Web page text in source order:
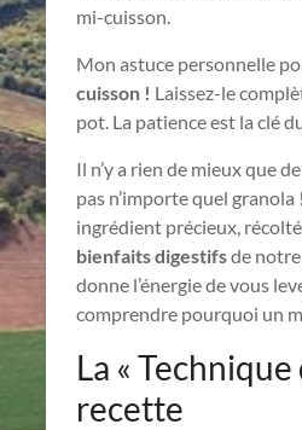
mi-cuisson.
Mon astuce personnelle
cuisson ! Laissez-le
pot. La patience est la clé
Il n’y a rien de mieux que
pas n’importe quel
ingrédient précieux,
bienfaits digestifsde notre
donne l’énergie de vous
comprendre pourquoi un
La «
recette